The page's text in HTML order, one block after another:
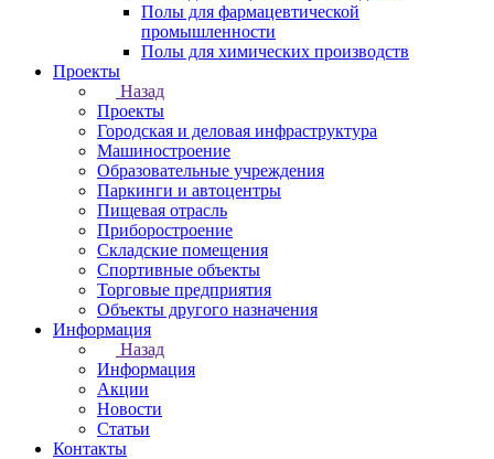
Полы для фармацевтической
промышленности
Полы для химических производств
Проекты
Назад
Проекты
Городская и деловая инфраструктура
Машиностроение
Образовательные учреждения
Паркинги и автоцентры
Пищевая отрасль
Приборостроение
Складские помещения
Спортивные объекты
Торговые предприятия
Объекты другого назначения
Информация
Назад
Информация
Акции
Новости
Статьи
Контакты